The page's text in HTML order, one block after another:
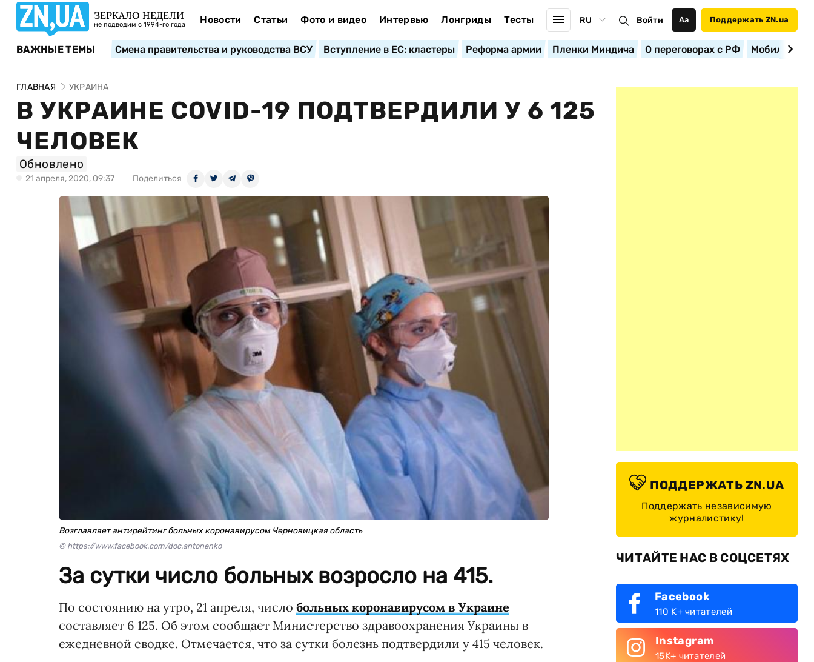
ЗЕРКАЛО НЕДЕЛИ
не подводим с 1994-го года Новости Статьи Фото и видео Интервью Лонгриды Тесты RU Войти Аа Поддержать ZN.ua
ВАЖНЫЕ ТЕМЫ Смена правительства и руководства ВСУ Вступление в ЕС: кластеры Реформа армии Пленки Миндича О переговорах с РФ
ГЛАВНАЯ УКРАИНА
В УКРАИНЕ COVID-19 ПОДТВЕРДИЛИ У 6 125
ЧЕЛОВЕК
Обновлено
21 апреля, 2020, 09:37 Поделиться
Возглавляет антирейтинг больных коронавирусом Черновицкая область
© https://www.facebook.com/doc.antonenko
За сутки число больных возросло на 415.
По состоянию на утро, 21 апреля, число больных коронавирусом в Украине
составляет 6 125. Об этом сообщает Министерство здравоохранения Украины в
ежедневной сводке. Отмечается, что за сутки болезнь подтвердили у 415 человек.
ПОДДЕРЖАТЬ ZN.UA
Поддержать независимую
журналистику!
ЧИТАЙТЕ НАС В СОЦСЕТЯХ
Facebook
110 K+ читателей
Instagram
15K+ читателей